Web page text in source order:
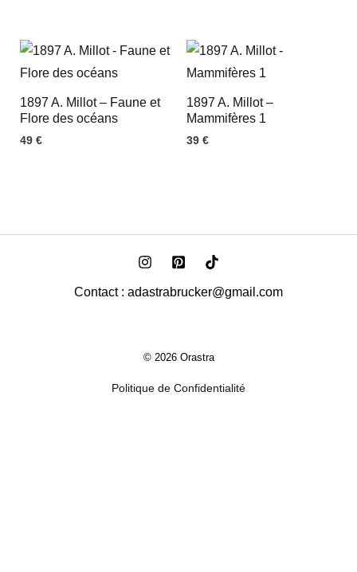
1897 A. Millot – Faune et
Flore des océans
49 €
1897 A. Millot –
Mammifères 1
39 €
Contact : adastrabrucker@gmail.com
© 2026 Orastra
Politique de Confidentialité